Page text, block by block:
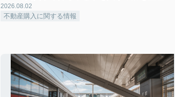
2026.08.02
不動産購入に関する情報